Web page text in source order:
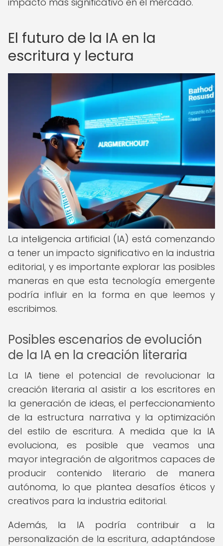
El futuro de la IA en la
escritura y lectura
La inteligencia artificial (IA) está comenzando
a tener un impacto significativo en la industria
editorial, y es importante explorar las posibles
maneras en que esta tecnología emergente
podría influir en la forma en que leemos y
escribimos.
Posibles escenarios de evolución
de la IA en la creación literaria
La IA tiene el potencial de revolucionar la
creación literaria al asistir a los escritores en
la generación de ideas, el perfeccionamiento
de la estructura narrativa y la optimización
del estilo de escritura. A medida que la IA
evoluciona, es posible que veamos una
mayor integración de algoritmos capaces de
producir contenido literario de manera
autónoma, lo que plantea desafíos éticos y
creativos para la industria editorial.
Además, la IA podría contribuir a la
personalización de la escritura, adaptándose